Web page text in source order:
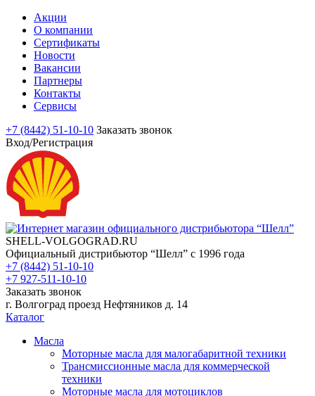
Акции
О компании
Сертификаты
Новости
Вакансии
Партнеры
Контакты
Сервисы
+7 (8442) 51-10-10 Заказать звонок
Вход/Регистрация
SHELL-VOLGOGRAD.RU
Официальный дистрибьютор “Шелл” с 1996 года
+7 (8442) 51-10-10
+7 927-511-10-10
Заказать звонок
г. Волгоград проезд Нефтяников д. 14
Каталог
Масла
Моторные масла для малогабаритной техники
Трансмиссионные масла для коммерческой
техники
Моторные масла для мотоциклов